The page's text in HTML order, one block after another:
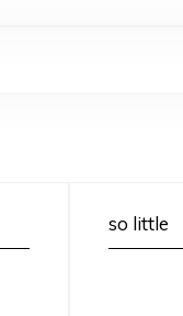
so little